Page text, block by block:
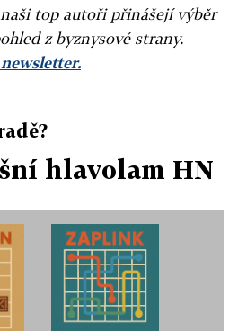
top autoři přinášejí výběr
z byznysové strany.
hlavolam HN